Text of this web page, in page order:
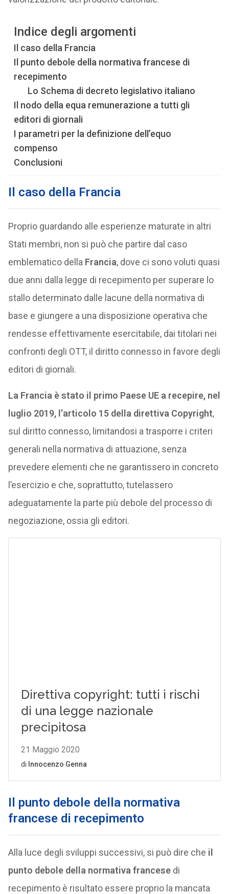
Indice degli argomenti
Il caso della Francia
Il punto debole della normativa francese di
recepimento
Lo Schema di decreto legislativo italiano
Il nodo della equa remunerazione a tutti gli
editori di giornali
I parametri per la definizione dell’equo
compenso
Conclusioni
Il caso della Francia
Proprio guardando alle esperienze maturate in altri
Stati membri, non si può che partire dal caso
emblematico della Francia, dove ci sono voluti quasi
due anni dalla legge di recepimento per superare lo
stallo determinato dalle lacune della normativa di
base e giungere a una disposizione operativa che
rendesse effettivamente esercitabile, dai titolari nei
confronti degli OTT, il diritto connesso in favore degli
editori di giornali.
La Francia è stato il primo Paese UE a recepire, nel
luglio 2019, l’articolo 15 della direttiva Copyright,
sul diritto connesso, limitandosi a trasporre i criteri
generali nella normativa di attuazione, senza
prevedere elementi che ne garantissero in concreto
l’esercizio e che, soprattutto, tutelassero
adeguatamente la parte più debole del processo di
negoziazione, ossia gli editori.
Il punto debole della normativa
francese di recepimento
Alla luce degli sviluppi successivi, si può dire che il
punto debole della normativa francesedi
recepimento è risultato essere proprio la mancata